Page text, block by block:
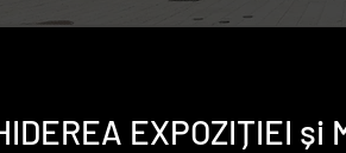
EXPOZIȚIEI și